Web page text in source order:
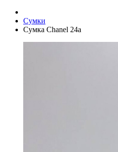
Сумки
Сумка Chanel 24a